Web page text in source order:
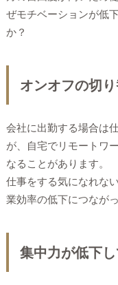
ぜモチベーションが低
か？
オンオフの切
会社に出勤する場合は
が、自宅でリモートワ
なることがあります。
仕事をする気になれな
業効率の低下につなが
集中力が低下